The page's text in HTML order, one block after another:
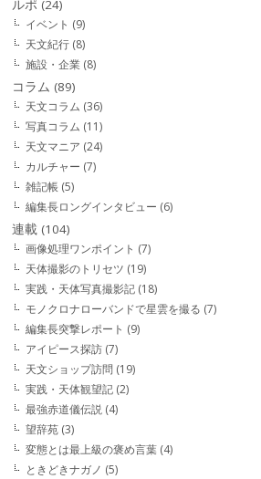
ルポ (24)
イベント (9)
天文紀行 (8)
施設・企業 (8)
コラム (89)
天文コラム (36)
写真コラム (11)
天文マニア (24)
カルチャー (7)
雑記帳 (5)
編集長ロングインタビュー (6)
連載 (104)
画像処理ワンポイント (7)
天体撮影のトリセツ (19)
実践・天体写真撮影記 (18)
モノクロナローバンドで星雲を撮る (7)
編集長突撃レポート (9)
アイピース探訪 (7)
天文ショップ訪問 (19)
実践・天体観望記 (2)
最強赤道儀伝説 (4)
望辞苑 (3)
変態とは最上級の褒め言葉 (4)
ときどきナガノ (5)